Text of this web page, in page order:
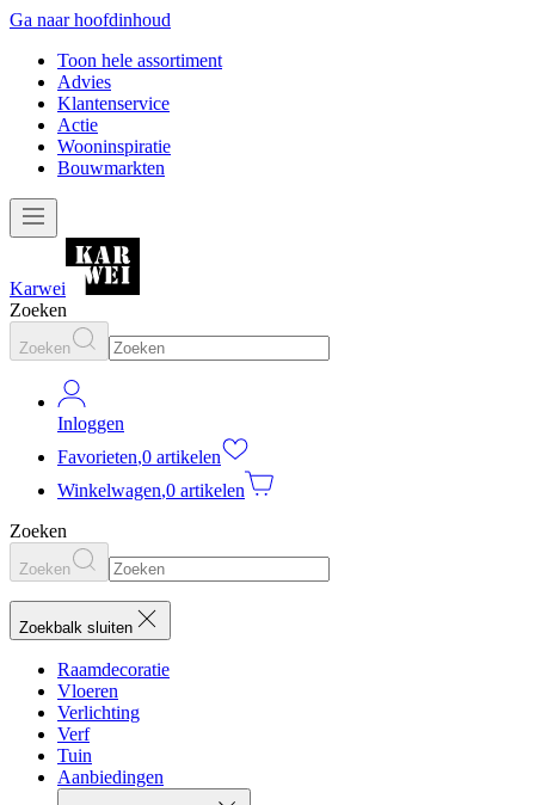
Ga naar hoofdinhoud
Toon hele assortiment
Advies
Klantenservice
Actie
Wooninspiratie
Bouwmarkten
Karwei
Zoeken
Zoeken
Inloggen
Favorieten,0 artikelen
Winkelwagen,0 artikelen
Zoeken
Zoeken
Zoekbalk sluiten
Raamdecoratie
Vloeren
Verlichting
Verf
Tuin
Aanbiedingen